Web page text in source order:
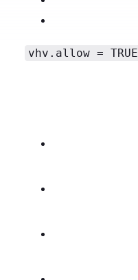
vhv.allow = TRUE